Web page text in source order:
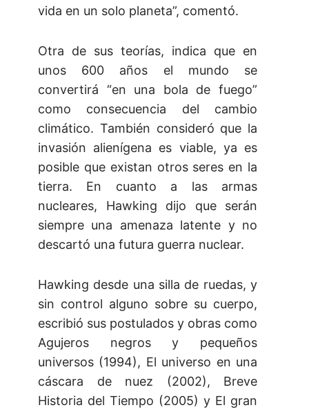
vida en un solo planeta”, comentó.
Otra de sus teorías, indica que en
unos 600 años el mundo se
convertirá “en una bola de fuego”
como consecuencia del cambio
climático. También consideró que la
invasión alienígena es viable, ya es
posible que existan otros seres en la
tierra. En cuanto a las armas
nucleares, Hawking dijo que serán
siempre una amenaza latente y no
descartó una futura guerra nuclear.
Hawking desde una silla de ruedas, y
sin control alguno sobre su cuerpo,
escribió sus postulados y obras como
Agujeros negros y pequeños
universos (1994), El universo en una
cáscara de nuez (2002), Breve
Historia del Tiempo (2005) y El gran